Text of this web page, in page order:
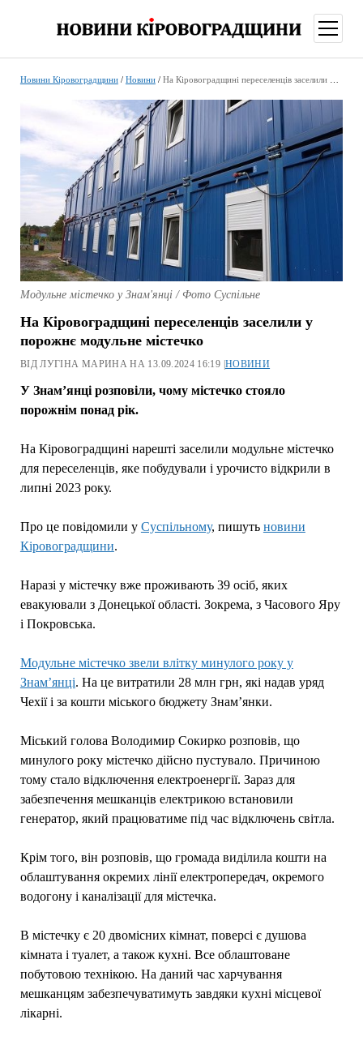
меню
Новини Кіровоградщини/ Новини/ На Кіровоградщині переселенців заселили у порожнє модульне містечко
Модульне містечко у Знам'янці / Фото Суспільне
На Кіровоградщині переселенців заселили у
порожнє модульне містечко
ВІД ЛУГІНА МАРИНА НА 13.09.2024 16:19 |НОВИНИ
У Знам’янці розповіли, чому містечко стояло
порожнім понад рік.
На Кіровоградщині нарешті заселили модульне містечко
для переселенців, яке побудували і урочисто відкрили в
липні 2023 року.
Про це повідомили у Суспільному, пишуть новини
Кіровоградщини.
Наразі у містечку вже проживають 39 осіб, яких
евакуювали з Донецької області. Зокрема, з Часового Яру
і Покровська.
Модульне містечко звели влітку минулого року у
Знам’янці. На це витратили 28 млн грн, які надав уряд
Чехії і за кошти міського бюджету Знам’янки.
Міський голова Володимир Сокирко розповів, що
минулого року містечко дійсно пустувало. Причиною
тому стало відключення електроенергії. Зараз для
забезпечення мешканців електрикою встановили
генератор, який працюватиме під час відключень світла.
Крім того, він розповів, що громада виділила кошти на
облаштування окремих лінії електропередач, окремого
водогону і каналізації для містечка.
В містечку є 20 двомісних кімнат, поверсі є душова
кімната і туалет, а також кухні. Все облаштоване
побутовою технікою. На даний час харчування
мешканцям забезпечуватимуть завдяки кухні місцевої
лікарні.